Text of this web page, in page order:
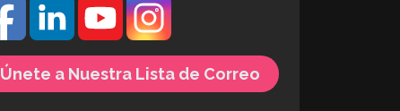
Únete a Nuestra Lista de Correo